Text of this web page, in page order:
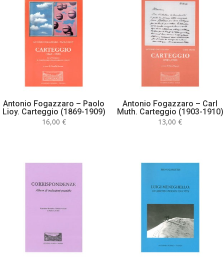
Antonio Fogazzaro – Paolo
Lioy. Carteggio (1869-1909)
16,00 €
Antonio Fogazzaro – Carl
Muth. Carteggio (1903-1910)
13,00€